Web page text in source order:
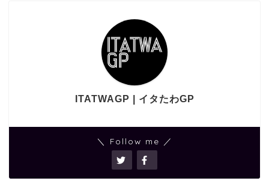
ITATWAGP | イタたわGP
＼ Follow me ／